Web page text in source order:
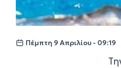
Πέμπτη 9 Απριλίου - 09:19